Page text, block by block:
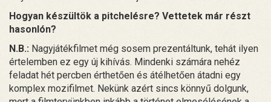
Hogyan készültök a pitchelésre? Vettetek már részt
hasonlón?
N.B.: Nagyjátékfilmet még sosem prezentáltunk, tehát ilyen
értelemben ez egy új kihívás. Mindenki számára nehéz
feladat hét percben érthetően és átélhetően átadni egy
komplex mozifilmet. Nekünk azért sincs könnyű dolgunk,